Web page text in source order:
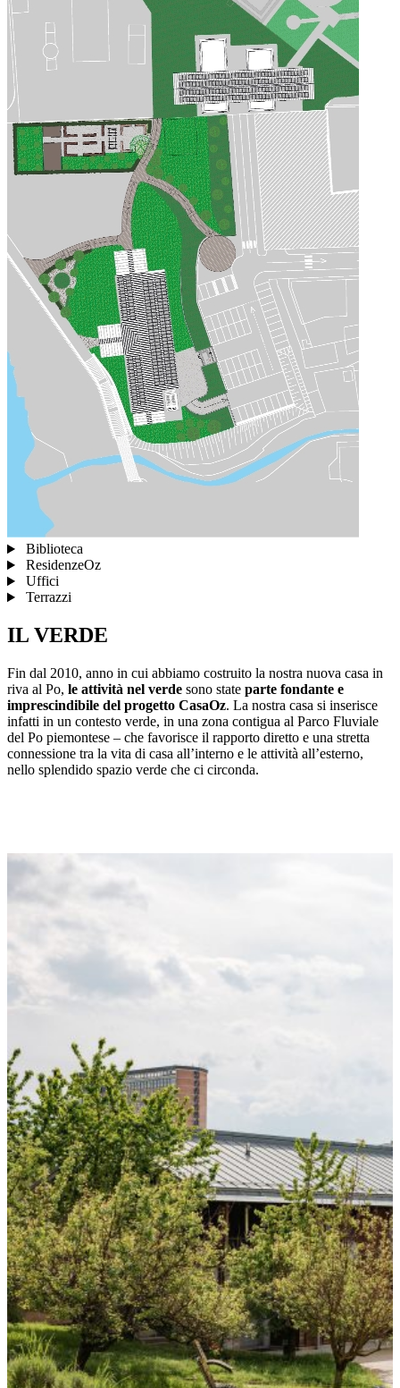
Biblioteca
ResidenzeOz
Uffici
Terrazzi
IL VERDE
Fin dal 2010, anno in cui abbiamo costruito la nostra nuova casa in
riva al Po, le attività nel verde sono state parte fondante e
imprescindibile del progetto CasaOz. La nostra casa si inserisce
infatti in un contesto verde, in una zona contigua al Parco Fluviale
del Po piemontese – che favorisce il rapporto diretto e una stretta
connessione tra la vita di casa all’interno e le attività all’esterno,
nello splendido spazio verde che ci circonda.